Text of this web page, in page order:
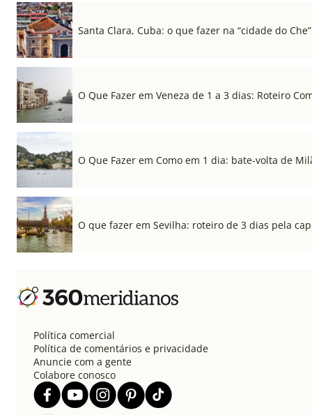
Santa Clara, Cuba: o que fazer na “cidade do Che”
O Que Fazer em Veneza de 1 a 3 dias: Roteiro
O Que Fazer em Como em 1 dia: bate-volta de
O que fazer em Sevilha: roteiro de 3 dias pela
Política comercial
Política de comentários e privacidade
Anuncie com a gente
Colabore conosco